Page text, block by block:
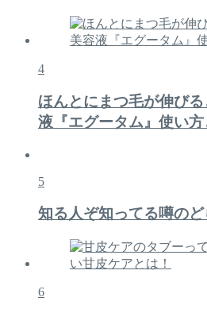
4
ほんとにまつ毛が伸び
液『エグータム』使い方
5
知る人ぞ知ってる噂の
6